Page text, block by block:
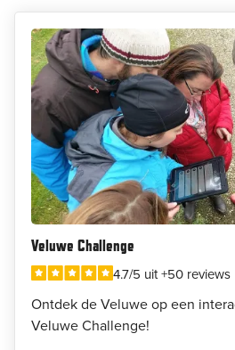
Veluwe Challenge
4.7/5 uit +50 reviews
Ontdek de Veluwe op een
Veluwe Challenge!